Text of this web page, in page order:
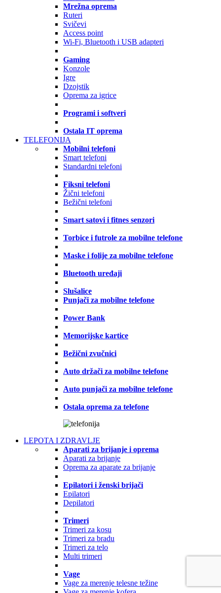
Mrežna oprema
Ruteri
Svičevi
Access point
Wi-Fi, Bluetooth i USB adapteri
Gaming
Konzole
Igre
Dzojstik
Oprema za igrice
Programi i softveri
Ostala IT oprema
TELEFONIJA
Mobilni telefoni
Smart telefoni
Standardni telefoni
Fiksni telefoni
Žični telefoni
Bežični telefoni
Smart satovi i fitnes senzori
Torbice i futrole za mobilne telefone
Maske i folije za mobilne telefone
Bluetooth uređaji
Slušalice
Punjači za mobilne telefone
Power Bank
Memorijske kartice
Bežični zvučnici
Auto držači za mobilne telefone
Auto punjači za mobilne telefone
Ostala oprema za telefone
LEPOTA I ZDRAVLJE
Aparati za brijanje i oprema
Aparati za brijanje
Oprema za aparate za brijanje
Epilatori i ženski brijači
Epilatori
Depilatori
Trimeri
Trimeri za kosu
Trimeri za bradu
Trimeri za telo
Multi trimeri
Vage
Vage za merenje telesne težine